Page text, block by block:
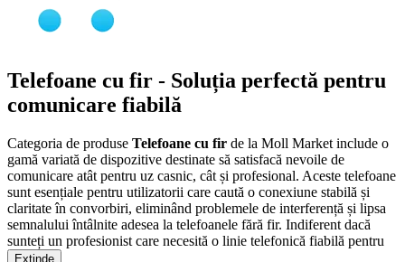
Telefoane cu fir - Soluția perfectă pentru
comunicare fiabilă
Categoria de produse Telefoane cu fir de la Moll Market include o
gamă variată de dispozitive destinate să satisfacă nevoile de
comunicare atât pentru uz casnic, cât și profesional. Aceste telefoane
sunt esențiale pentru utilizatorii care caută o conexiune stabilă și
claritate în convorbiri, eliminând problemele de interferență și lipsa
semnalului întâlnite adesea la telefoanele fără fir. Indiferent dacă
sunteți un profesionist care necesită o linie telefonică fiabilă pentru
afaceri sau un utilizator casnic care dorește un telefon simplu și
Extinde